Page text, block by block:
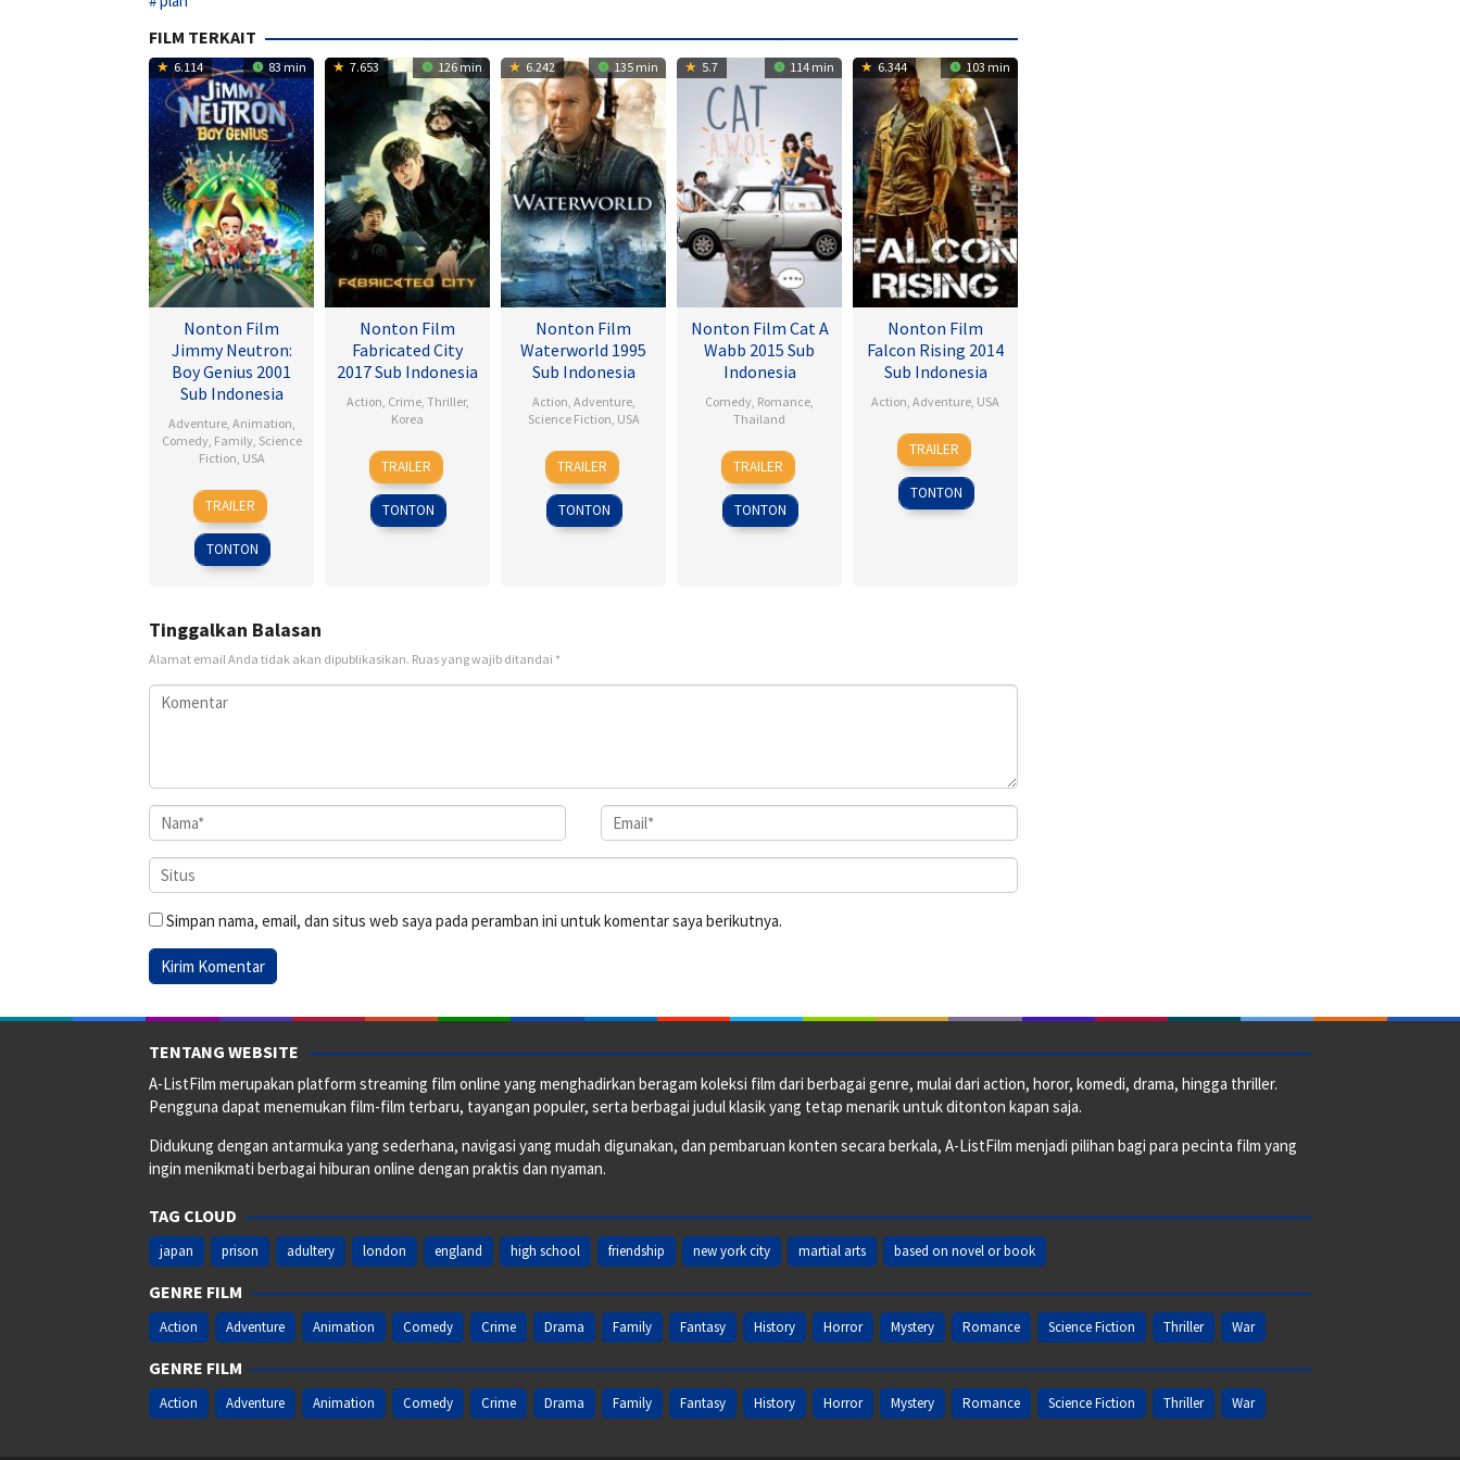
FILM TERKAIT
6.114 83 min
Nonton Film
Jimmy Neutron:
Boy Genius 2001
Sub Indonesia
Adventure, Animation
Comedy, Family, Science
Fiction USA
14
Dec
2001
John
A.
Davis
TRAILER
TONTON
7.653 126 min
Nonton Film
Fabricated City
2017 Sub Indonesia
Action Crime, Thriller,
Korea
9
Feb
2017
Lee
Hu-
bin
TRAILER
TONTON
6.242 135 min
Nonton Film
Waterworld 1995
Sub Indonesia
Action Adventure,
Science Fiction USA
28
Jul
1995
Kevin
Reynolds
TRAILER
TONTON
5.7 114 min
Nonton Film Cat A
Wabb 2015 Sub
Indonesia
Comedy Romance
Thailand
4
Mar
2015
Nareubadee
Wetchakam
TRAILER
TONTON
6.344 103 min
Nonton Film
Falcon Rising 2014
Sub Indonesia
Action Adventure USA
5
Sep
2014
Ernie
Barbarash
TRAILER
TONTON
Tinggalkan Balasan
Alamat email Anda tidak akan dipublikasikan. Ruas yang wajib ditandai *
Simpan nama, email, dan situs web saya pada peramban ini untuk komentar saya berikutnya.
TENTANG WEBSITE
A-ListFilm merupakan platform streaming film online yang menghadirkan beragam koleksi film dari berbagai genre, mulai dari action, horor, komedi, drama, hingga thriller.
Pengguna dapat menemukan film-film terbaru, tayangan populer, serta berbagai judul klasik yang tetap menarik untuk ditonton kapan saja.
Didukung dengan antarmuka yang sederhana, navigasi yang mudah digunakan, dan pembaruan konten secara berkala, A-ListFilm menjadi pilihan bagi para pecinta film yang
ingin menikmati berbagai hiburan online dengan praktis dan nyaman.
TAG CLOUD
japan prison adultery london england high school friendship new york city martial arts based on novel or book
GENRE FILM
Action Adventure Animation Comedy Crime Drama Family Fantasy History Horror Mystery Romance Science Fiction Thriller War
GENRE FILM
Action Adventure Animation Comedy Crime Drama Family Fantasy History Horror Mystery Romance Science Fiction Thriller War